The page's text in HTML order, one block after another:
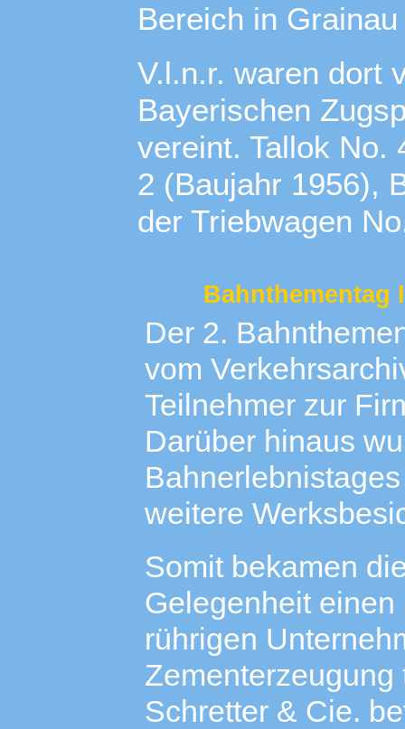
Bereich in
V.l.n.r. waren dort
Bayerischen
vereint. Tallok No.
2 (Baujahr 1956),
der Triebwagen
Bahnthementag
Der 2.
vom
Teilnehmer zur
Darüber hinaus
weitere
Somit bekamen
Gelegenheit
rührigen
Schretter & Cie.